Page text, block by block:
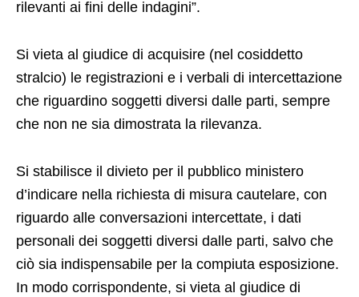
rilevanti ai fini delle indagini”.
Si vieta al giudice di acquisire (nel cosiddetto
stralcio) le registrazioni e i verbali di intercettazione
che riguardino soggetti diversi dalle parti, sempre
che non ne sia dimostrata la rilevanza.
Si stabilisce il divieto per il pubblico ministero
d’indicare nella richiesta di misura cautelare, con
riguardo alle conversazioni intercettate, i dati
personali dei soggetti diversi dalle parti, salvo che
ciò sia indispensabile per la compiuta esposizione.
In modo corrispondente, si vieta al giudice di